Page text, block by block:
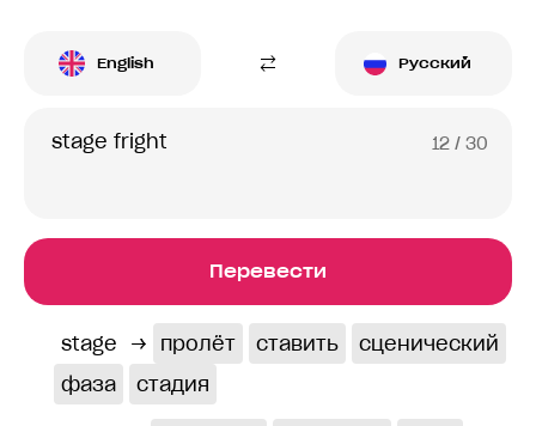
English Русский
12 / 30
Перевести
stage → пролёт ставить
сценический
фаза
стадия